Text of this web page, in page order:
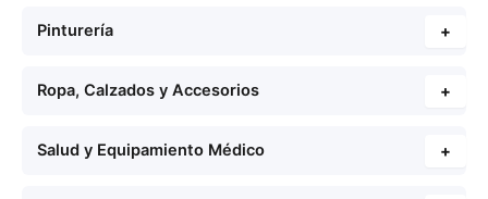
Pinturería +
Ropa, Calzados y Accesorios +
Salud y Equipamiento Médico +